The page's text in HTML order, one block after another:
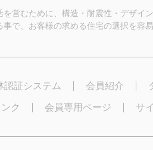
営むために、構造・耐震性・デザイ
で、お客様の求める住宅の選択を容
認証システム 会員紹介
ンク 会員専用ページ サ